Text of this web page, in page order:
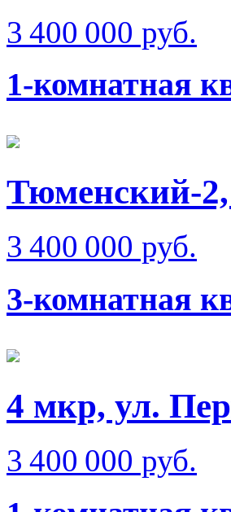
3 400 000 руб.
1-комнатная
Тюменский-
3 400 000 руб.
3-комнатная
4 мкр, ул.
3 400 000 руб.